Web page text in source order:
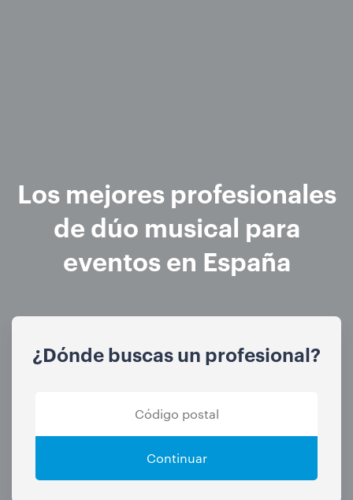
Los mejores profesionales
de dúo musical para
eventos en España
¿Dónde buscas un profesional?
Continuar